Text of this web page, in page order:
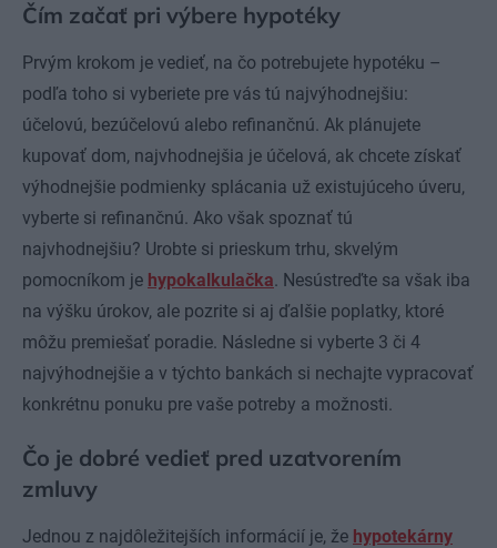
Čím začať pri výbere hypotéky
Prvým krokom je vedieť, na čo potrebujete hypotéku –
podľa toho si vyberiete pre vás tú najvýhodnejšiu:
účelovú, bezúčelovú alebo refinančnú. Ak plánujete
kupovať dom, najvhodnejšia je účelová, ak chcete získať
výhodnejšie podmienky splácania už existujúceho úveru,
vyberte si refinančnú. Ako však spoznať tú
najvhodnejšiu? Urobte si prieskum trhu, skvelým
pomocníkom je hypokalkulačka. Nesústreďte sa však iba
na výšku úrokov, ale pozrite si aj ďalšie poplatky, ktoré
môžu premiešať poradie. Následne si vyberte 3 či 4
najvýhodnejšie a v týchto bankách si nechajte vypracovať
konkrétnu ponuku pre vaše potreby a možnosti.
Čo je dobré vedieť pred uzatvorením
zmluvy
Jednou z najdôležitejších informácií je, že hypotekárny